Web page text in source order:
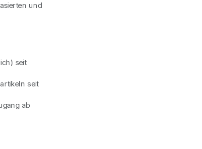
und
seit
seit
ab